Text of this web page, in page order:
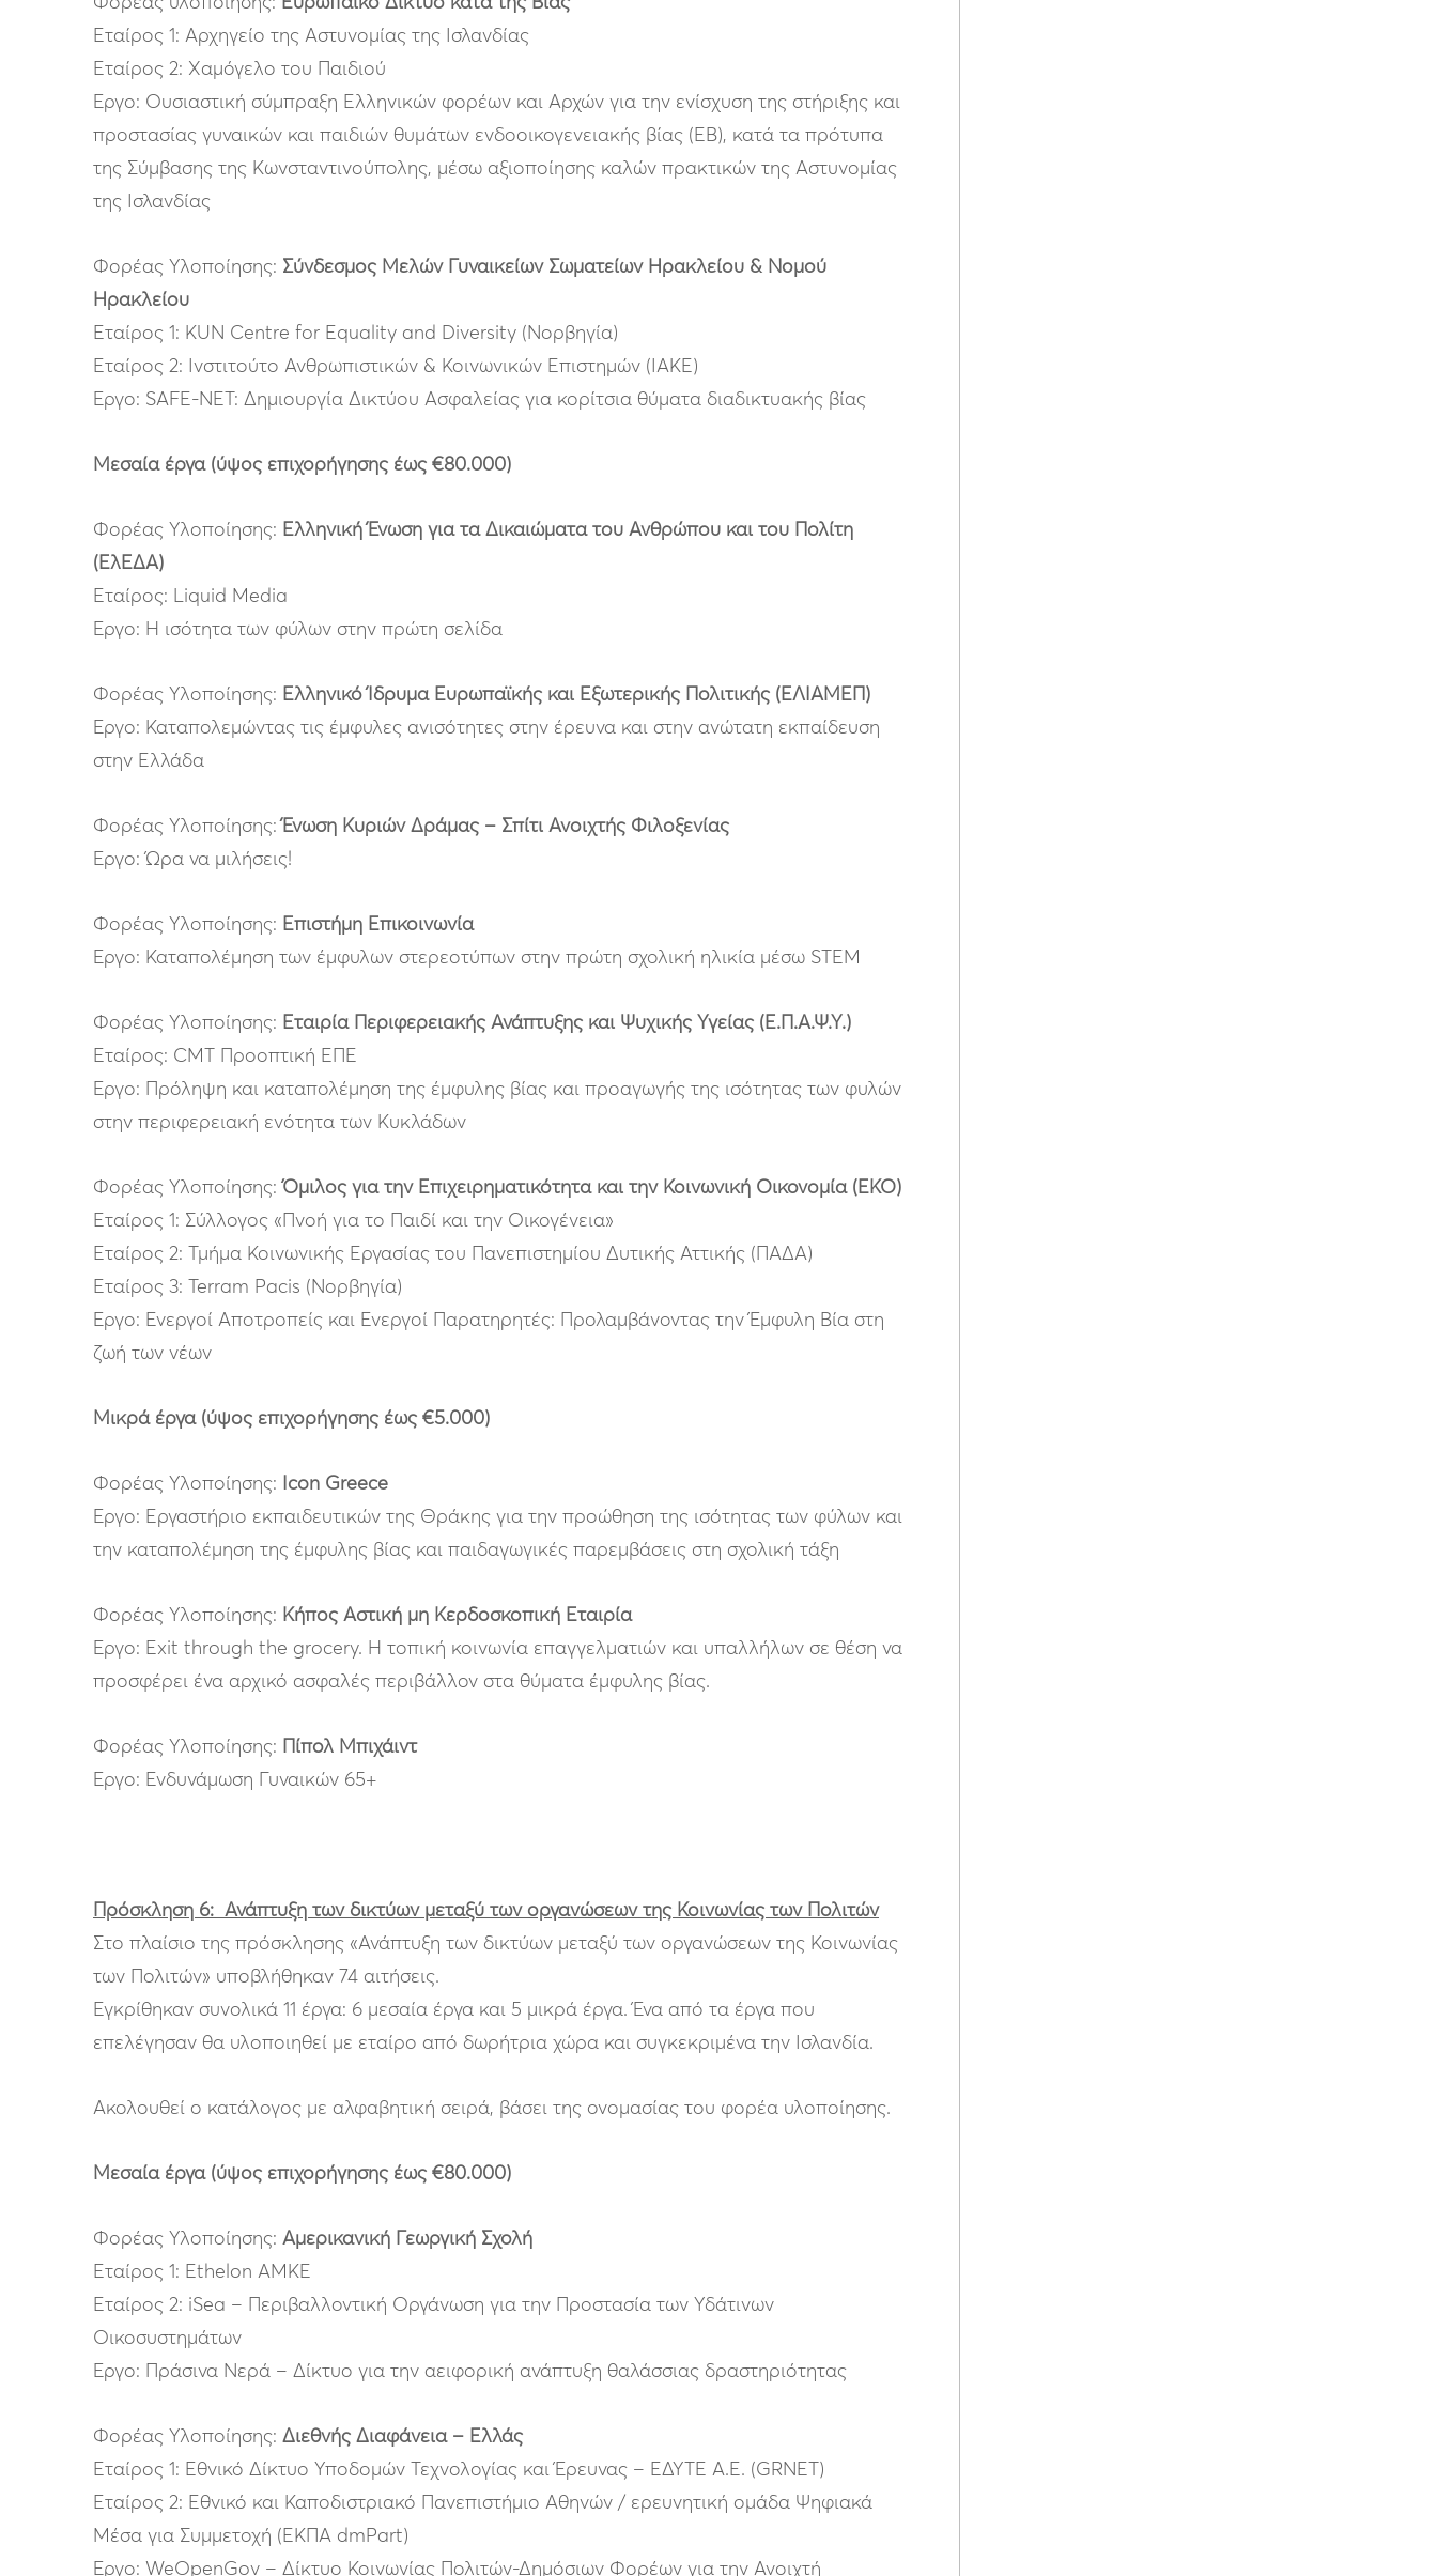
Εταίρος 1: Αρχηγείο της Αστυνομίας της Ισλανδίας
Εταίρος 2: Χαμόγελο του Παιδιού
Έργο: Ουσιαστική σύμπραξη Ελληνικών φορέων και Αρχών για την ενίσχυση της στήριξης και
προστασίας γυναικών και παιδιών θυμάτων ενδοοικογενειακής βίας (ΕΒ), κατά τα πρότυπα
της Σύμβασης της Κωνσταντινούπολης, μέσω αξιοποίησης καλών πρακτικών της Αστυνομίας
της Ισλανδίας
Φορέας Υλοποίησης: Σύνδεσμος Μελών Γυναικείων Σωματείων Ηρακλείου & Νομού
Ηρακλείου
Εταίρος 1: KUN Centre for Equality and Diversity (Νορβηγία)
Εταίρος 2: Ινστιτούτο Ανθρωπιστικών & Κοινωνικών Επιστημών (ΙΑΚΕ)
Έργο: SAFE-NET: Δημιουργία Δικτύου Ασφαλείας για κορίτσια θύματα διαδικτυακής βίας
Μεσαία έργα (ύψος επιχορήγησης έως €80.000)
Φορέας Υλοποίησης: Ελληνική Ένωση για τα Δικαιώματα του Ανθρώπου και του Πολίτη
(ΕλΕΔΑ)
Εταίρος: Liquid Media
Έργο: H ισότητα των φύλων στην πρώτη σελίδα
Φορέας Υλοποίησης: Ελληνικό Ίδρυμα Ευρωπαϊκής και Εξωτερικής Πολιτικής (ΕΛΙΑΜΕΠ)
Έργο: Καταπολεμώντας τις έμφυλες ανισότητες στην έρευνα και στην ανώτατη εκπαίδευση
στην Ελλάδα
Φορέας Υλοποίησης:Ένωση Κυριών Δράμας – Σπίτι Ανοιχτής Φιλοξενίας
Έργο: Ώρα να μιλήσεις!
Φορέας Υλοποίησης: Επιστήμη Επικοινωνία
Έργο: Καταπολέμηση των έμφυλων στερεοτύπων στην πρώτη σχολική ηλικία μέσω STEM
Φορέας Υλοποίησης: Εταιρία Περιφερειακής Ανάπτυξης και Ψυχικής Υγείας (Ε.Π.Α.Ψ.Υ.)
Εταίρος: CMT Προοπτική ΕΠΕ
Έργο: Πρόληψη και καταπολέμηση της έμφυλης βίας και προαγωγής της ισότητας των φυλών
στην περιφερειακή ενότητα των Κυκλάδων
Φορέας Υλοποίησης:Όμιλος για την Επιχειρηματικότητα και την Κοινωνική Οικονομία (ΕΚΟ)
Εταίρος 1: Σύλλογος «Πνοή για το Παιδί και την Οικογένεια»
Εταίρος 2: Τμήμα Κοινωνικής Εργασίας του Πανεπιστημίου Δυτικής Αττικής (ΠΑΔΑ)
Εταίρος 3: Terram Pacis (Νορβηγία)
Έργο: Ενεργοί Αποτροπείς και Ενεργοί Παρατηρητές: Προλαμβάνοντας την Έμφυλη Βία στη
ζωή των νέων
Μικρά έργα (ύψος επιχορήγησης έως €5.000)
Φορέας Υλοποίησης: Icon Greece
Έργο: Εργαστήριο εκπαιδευτικών της Θράκης για την προώθηση της ισότητας των φύλων και
την καταπολέμηση της έμφυλης βίας και παιδαγωγικές παρεμβάσεις στη σχολική τάξη
Φορέας Υλοποίησης: Κήπος Αστική μη Κερδοσκοπική Εταιρία
Έργο: Exit through the grocery. Η τοπική κοινωνία επαγγελματιών και υπαλλήλων σε θέση να
προσφέρει ένα αρχικό ασφαλές περιβάλλον στα θύματα έμφυλης βίας.
Φορέας Υλοποίησης:
Πίπολ Μπιχάιντ
Έργο: Ενδυνάμωση Γυναικών 65+
Πρόσκληση 6: Ανάπτυξη των δικτύων μεταξύ των οργανώσεων της Κοινωνίας των Πολιτών
Στο πλαίσιο της πρόσκλησης «Ανάπτυξη των δικτύων μεταξύ των οργανώσεων της Κοινωνίας
των Πολιτών» υποβλήθηκαν 74 αιτήσεις.
Εγκρίθηκαν συνολικά 11 έργα: 6 μεσαία έργα και 5 μικρά έργα. Ένα από τα έργα που
επελέγησαν θα υλοποιηθεί με εταίρο από δωρήτρια χώρα και συγκεκριμένα την Ισλανδία.
Ακολουθεί ο κατάλογος με αλφαβητική σειρά, βάσει της ονομασίας του φορέα υλοποίησης.
Μεσαία έργα (ύψος επιχορήγησης έως €80.000)
Φορέας Υλοποίησης: Αμερικανική Γεωργική Σχολή
Εταίρος 1: Ethelon ΑΜΚΕ
Εταίρος 2: iSea – Περιβαλλοντική Οργάνωση για την Προστασία των Υδάτινων
Οικοσυστημάτων
Έργο: Πράσινα Νερά – Δίκτυο για την αειφορική ανάπτυξη θαλάσσιας δραστηριότητας
Φορέας Υλοποίησης: Διεθνής Διαφάνεια – Ελλάς
Εταίρος 1: Εθνικό Δίκτυο Υποδομών Τεχνολογίας και Έρευνας – ΕΔΥΤΕ Α.Ε. (GRNET)
Εταίρος 2: Εθνικό και Καποδιστριακό Πανεπιστήμιο Αθηνών / ερευνητική ομάδα Ψηφιακά
Μέσα για Συμμετοχή (ΕΚΠΑ dmPart)
Έργο: WeOpenGov – Δίκτυο Κοινωνίας Πολιτών-Δημόσιων Φορέων για την Ανοιχτή